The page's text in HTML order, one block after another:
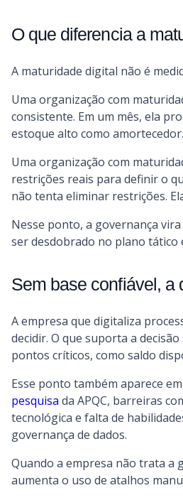
O que diferencia a
A maturidade digital não é
Uma organização com
consistente. Em um mês, ela
estoque alto como
Uma organização com
restrições reais para definir o
não tenta eliminar restrições.
Nesse ponto, a governança
ser desdobrado no plano tático
Sem base confiável, a
A empresa que digitaliza
decidir. O que suporta a
pontos críticos, como saldo
Esse ponto também aparece
pesquisa da APQC, barreiras
tecnológica e falta de
governança de dados.
Quando a empresa não trata a
aumenta o uso de atalhos